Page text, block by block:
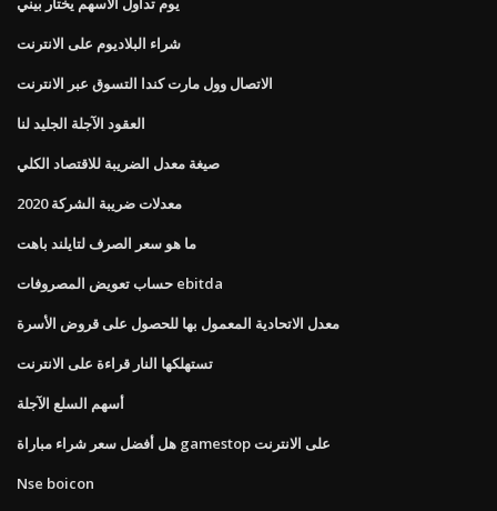
شراء البلاديوم على الانترنت
الاتصال وول مارت كندا التسوق عبر الانترنت
العقود الآجلة الجليد لنا
صيغة معدل الضريبة للاقتصاد الكلي
معدلات ضريبة الشركة 2020
ما هو سعر الصرف لتايلند باهت
حساب تعويض المصروفات ebitda
معدل الاتحادية المعمول بها للحصول على قروض الأسرة
تستهلكها النار قراءة على الانترنت
أسهم السلع الآجلة
هل أفضل سعر شراء مباراة gamestop على الانترنت
Nse boicon